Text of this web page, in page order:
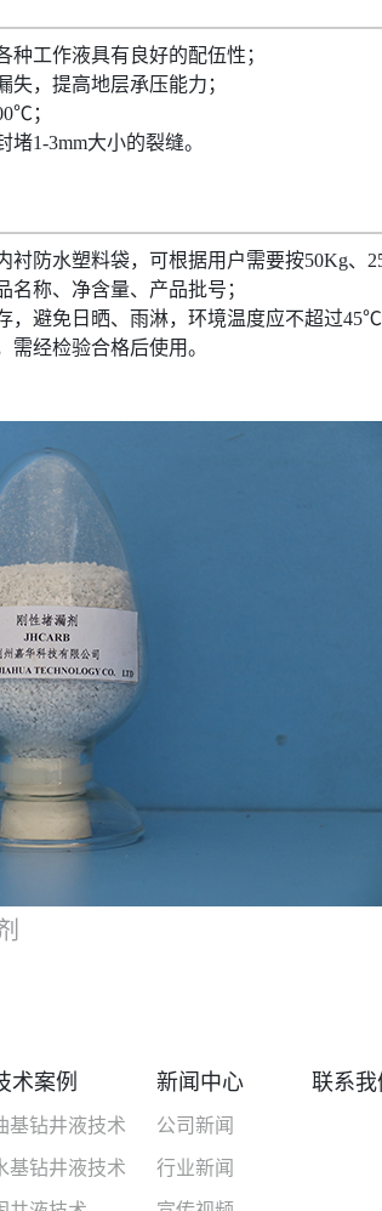
工作液具有良好的配伍性；
，提高地层承压能力；
℃；
1-3mm大小的裂缝。
防水塑料袋，可根据用户需要按50Kg、
称、净含量、产品批号；
，避免日晒、雨淋，环境温度应不超过45℃
需经检验合格后使用。
术案例
基钻井液技术
基钻井液技术
新闻中心
公司新闻
行业新闻
联系我